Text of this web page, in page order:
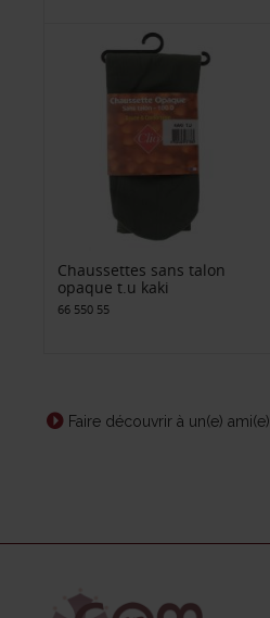
Chaussettes sans talon
opaque t.u kaki
66 550 55
Faire découvrir à un(e) ami(e)